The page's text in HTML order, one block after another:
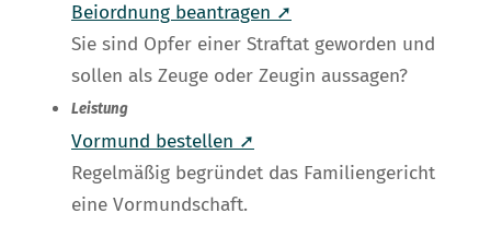
Beiordnung beantragen ➚
Sie sind Opfer einer Straftat geworden und
sollen als Zeuge oder Zeugin aussagen?
Leistung
Vormund bestellen ➚
Regelmäßig begründet das Familiengericht
eine Vormundschaft.